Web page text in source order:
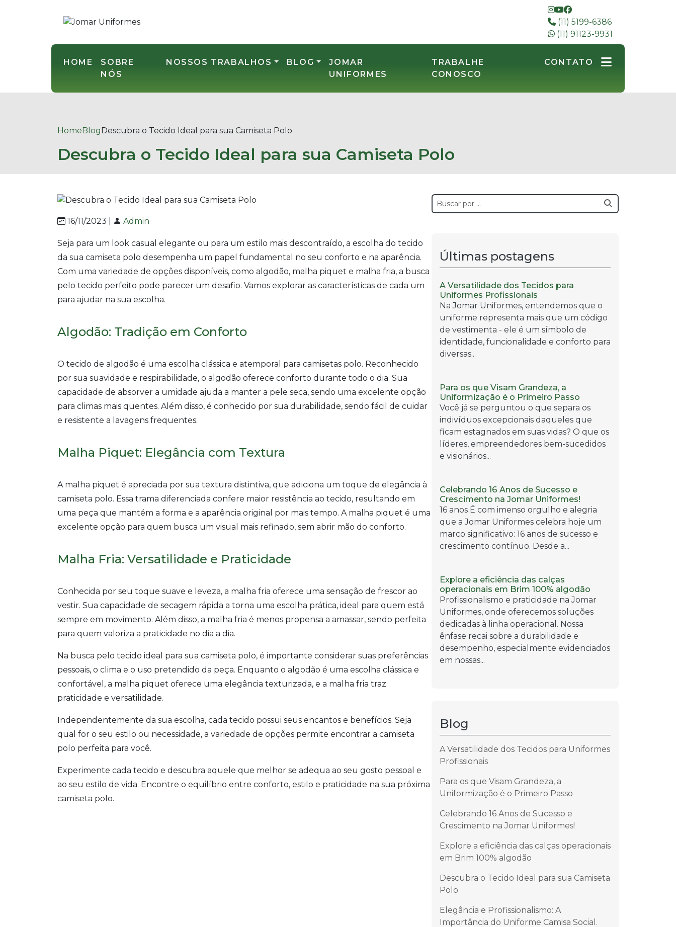
(11) 5199-6386
(11) 91123-9931
HOME
SOBRE
NÓS
NOSSOS TRABALHOS BLOG
JOMAR
UNIFORMES
TRABALHE
CONOSCO
CONTATO
HomeBlogDescubra o Tecido Ideal para sua Camiseta Polo
Descubra o Tecido Ideal para sua Camiseta Polo
16/11/2023 | Admin
Seja para um look casual elegante ou para um estilo mais descontraído, a escolha do tecido
da sua camiseta polo desempenha um papel fundamental no seu conforto e na aparência.
Com uma variedade de opções disponíveis, como algodão, malha piquet e malha fria, a busca
pelo tecido perfeito pode parecer um desafio. Vamos explorar as características de cada um
para ajudar na sua escolha.
Algodão: Tradição em Conforto
O tecido de algodão é uma escolha clássica e atemporal para camisetas polo. Reconhecido
por sua suavidade e respirabilidade, o algodão oferece conforto durante todo o dia. Sua
capacidade de absorver a umidade ajuda a manter a pele seca, sendo uma excelente opção
para climas mais quentes. Além disso, é conhecido por sua durabilidade, sendo fácil de cuidar
e resistente a lavagens frequentes.
Malha Piquet: Elegância com Textura
A malha piquet é apreciada por sua textura distintiva, que adiciona um toque de elegância à
camiseta polo. Essa trama diferenciada confere maior resistência ao tecido, resultando em
uma peça que mantém a forma e a aparência original por mais tempo. A malha piquet é uma
excelente opção para quem busca um visual mais refinado, sem abrir mão do conforto.
Malha Fria: Versatilidade e Praticidade
Conhecida por seu toque suave e leveza, a malha fria oferece uma sensação de frescor ao
vestir. Sua capacidade de secagem rápida a torna uma escolha prática, ideal para quem está
sempre em movimento. Além disso, a malha fria é menos propensa a amassar, sendo perfeita
para quem valoriza a praticidade no dia a dia.
Na busca pelo tecido ideal para sua camiseta polo, é importante considerar suas preferências
pessoais, o clima e o uso pretendido da peça. Enquanto o algodão é uma escolha clássica e
confortável, a malha piquet oferece uma elegância texturizada, e a malha fria traz
praticidade e versatilidade.
Independentemente da sua escolha, cada tecido possui seus encantos e benefícios. Seja
qual for o seu estilo ou necessidade, a variedade de opções permite encontrar a camiseta
polo perfeita para você.
Experimente cada tecido e descubra aquele que melhor se adequa ao seu gosto pessoal e
ao seu estilo de vida. Encontre o equilíbrio entre conforto, estilo e praticidade na sua próxima
camiseta polo.
Últimas postagens
A Versatilidade dos Tecidos para
Uniformes Profissionais
Na Jomar Uniformes, entendemos que o
uniforme representa mais que um código
de vestimenta - ele é um símbolo de
identidade, funcionalidade e conforto para
diversas...
Para os que Visam Grandeza, a
Uniformização é o Primeiro Passo
Você já se perguntou o que separa os
indivíduos excepcionais daqueles que
ficam estagnados em suas vidas? O que os
líderes, empreendedores bem-sucedidos
e visionários...
Celebrando 16 Anos de Sucesso e
Crescimento na Jomar Uniformes!
16 anos É com imenso orgulho e alegria
que a Jomar Uniformes celebra hoje um
marco significativo: 16 anos de sucesso e
crescimento contínuo. Desde a...
Explore a eficiência das calças
operacionais em Brim 100% algodão
Profissionalismo e praticidade na Jomar
Uniformes, onde oferecemos soluções
dedicadas à linha operacional. Nossa
ênfase recai sobre a durabilidade e
desempenho, especialmente evidenciados
em nossas...
Blog
A Versatilidade dos Tecidos para Uniformes
Profissionais
Para os que Visam Grandeza, a
Uniformização é o Primeiro Passo
Celebrando 16 Anos de Sucesso e
Crescimento na Jomar Uniformes!
Explore a eficiência das calças operacionais
em Brim 100% algodão
Descubra o Tecido Ideal para sua Camiseta
Polo
Elegância e Profissionalismo: A
Importância do Uniforme Camisa Social.